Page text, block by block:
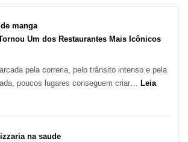
Um dos Restaurantes Mais Icônicos
pela correria, pelo trânsito intenso e pela
poucos lugares conseguem criar…
Leia